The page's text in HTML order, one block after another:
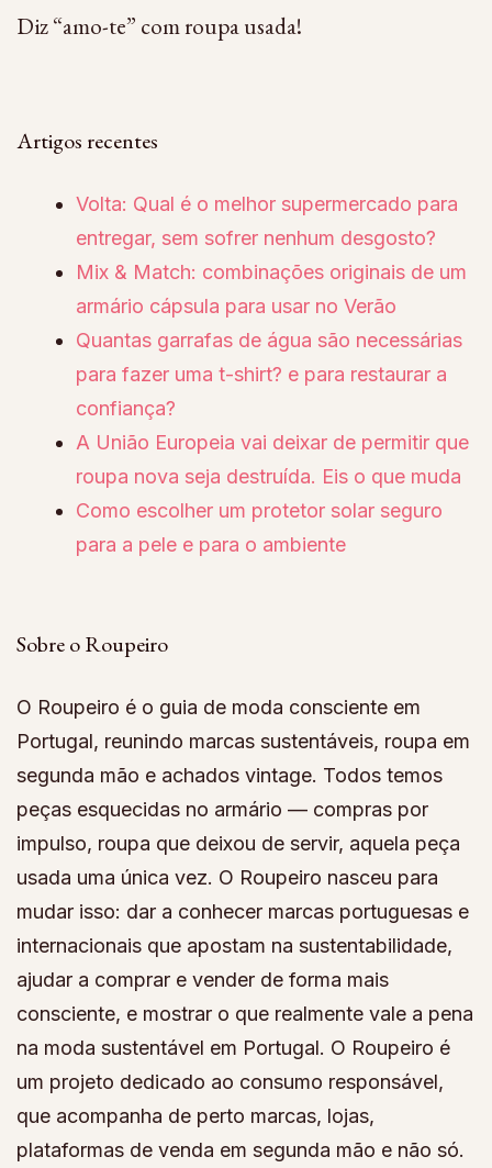
Diz “amo-te” com roupa usada!
Artigos recentes
Volta: Qual é o melhor supermercado para
entregar, sem sofrer nenhum desgosto?
Mix & Match: combinações originais de um
armário cápsula para usar no Verão
Quantas garrafas de água são necessárias
para fazer uma t-shirt? e para restaurar a
confiança?
A União Europeia vai deixar de permitir que
roupa nova seja destruída. Eis o que muda
Como escolher um protetor solar seguro
para a pele e para o ambiente
Sobre o Roupeiro
O Roupeiro é o guia de moda consciente em
Portugal, reunindo marcas sustentáveis, roupa em
segunda mão e achados vintage. Todos temos
peças esquecidas no armário — compras por
impulso, roupa que deixou de servir, aquela peça
usada uma única vez. O Roupeiro nasceu para
mudar isso: dar a conhecer marcas portuguesas e
internacionais que apostam na sustentabilidade,
ajudar a comprar e vender de forma mais
consciente, e mostrar o que realmente vale a pena
na moda sustentável em Portugal. O Roupeiro é
um projeto dedicado ao consumo responsável,
que acompanha de perto marcas, lojas,
plataformas de venda em segunda mão e não só.